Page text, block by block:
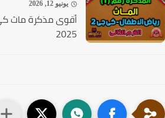
يونيو 12, 2026
2025